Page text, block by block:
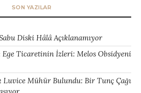
SON YAZILAR
Sabu Diski Hâlâ Açıklanamıyor
Ege Ticaretinin İzleri: Melos Obsidyeni
Luvice Mühür Bulundu: Bir Tunç Çağı